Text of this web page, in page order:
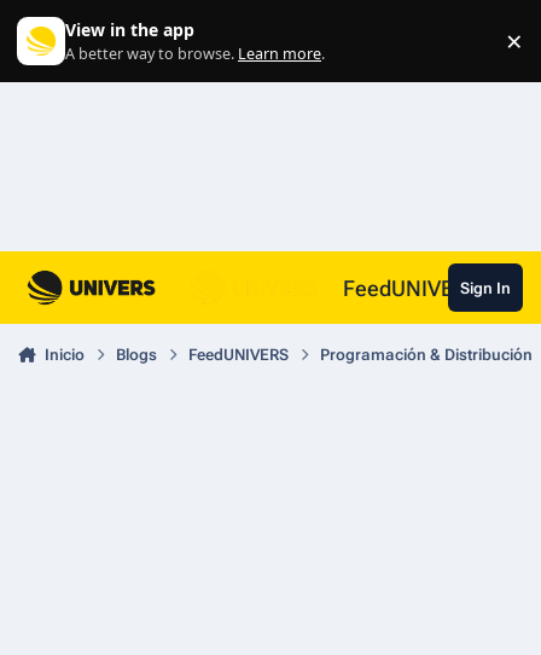
View in the app
A better way to browse. Learn more. ×
FeedUNIVERSSign In
Inicio Blogs FeedUNIVERS Programación & Distribución